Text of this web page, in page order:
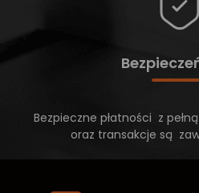
Bezpieczne płatności z
oraz transakcje są